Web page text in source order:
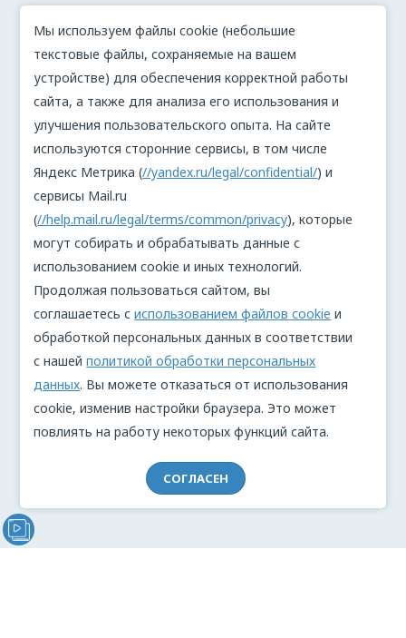
Мы используем файлы cookie (небольшие
текстовые файлы, сохраняемые на вашем
устройстве) для обеспечения корректной работы
сайта, а также для анализа его использования и
улучшения пользовательского опыта. На сайте
используются сторонние сервисы, в том числе
Яндекс Метрика (//yandex.ru/legal/confidential/) и
сервисы Mail.ru
(//help.mail.ru/legal/terms/common/privacy), которые
могут собирать и обрабатывать данные с
использованием cookie и иных технологий.
Продолжая пользоваться сайтом, вы
соглашаетесь сиспользованием файлов cookie и
обработкой персональных данных в соответствии
с нашейполитикой обработки персональных
данных. Вы можете отказаться от использования
cookie, изменив настройки браузера. Это может
повлиять на работу некоторых функций сайта.
СОГЛАСЕН